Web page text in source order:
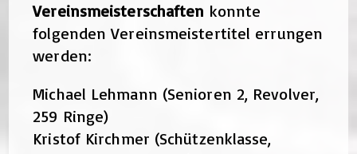
Vereinsmeisterschaften konnte
folgenden Vereinsmeistertitel errungen
werden:
Michael Lehmann (Senioren 2, Revolver,
259 Ringe)
Kristof Kirchmer (Schützenklasse,